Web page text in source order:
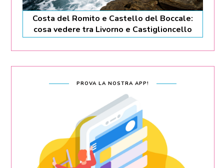
Costa del Romito e Castello del Boccale:
cosa vedere tra Livorno e Castiglioncello
PROVA LA NOSTRA APP!